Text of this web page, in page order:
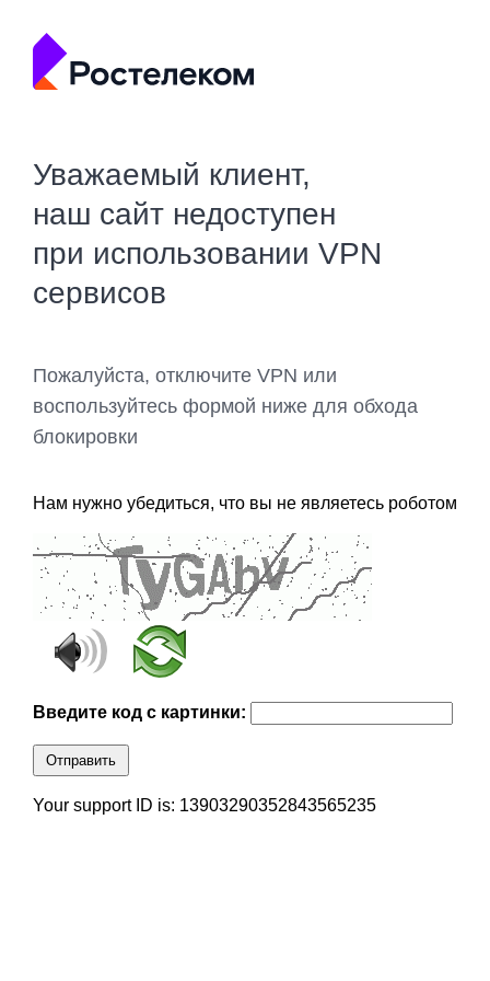
Уважаемый клиент,
наш сайт недоступен
при использовании VPN
сервисов
Пожалуйста, отключите VPN или
воспользуйтесь формой ниже для обхода
блокировки
Нам нужно убедиться, что вы не являетесь роботом
Введите код с картинки:
Отправить
Your support ID is: 13903290352843565235